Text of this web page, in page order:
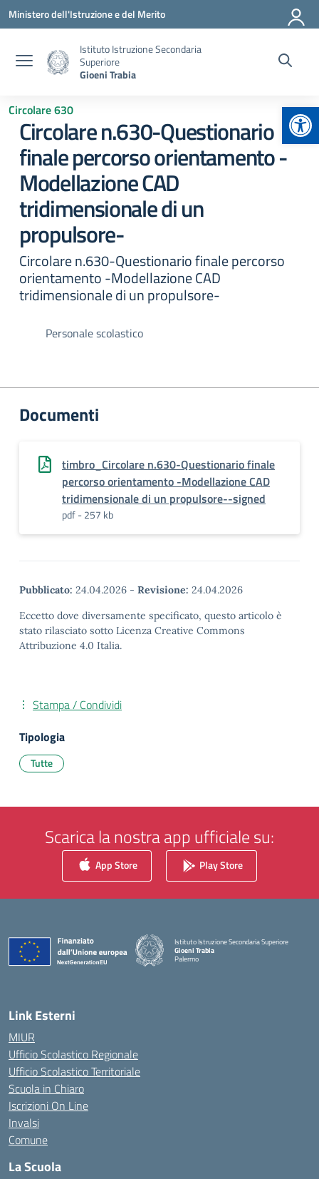
Vai ai contenuti
Vai al menu di navigazione
Vai al footer
Ministero dell'Istruzione e del Merito
Istituto Istruzione Secondaria
Superiore
Gioeni Trabia
Circolare 630
Circolare n.630-Questionario
finale percorso orientamento -
Modellazione CAD
tridimensionale di un
propulsore-
Circolare n.630-Questionario finale percorso
orientamento -Modellazione CAD
tridimensionale di un propulsore-
Personale scolastico
Documenti
timbro_Circolare n.630-Questionario finale
percorso orientamento -Modellazione CAD
tridimensionale di un propulsore--signed
pdf - 257 kb
Pubblicato: 24.04.2026 - Revisione: 24.04.2026
Eccetto dove diversamente specificato, questo articolo è
stato rilasciato sotto Licenza Creative Commons
Attribuzione 4.0 Italia.
Stampa / Condividi
Tipologia
Tutte
Scarica la nostra app ufficiale su:
App Store Play Store
Istituto Istruzione Secondaria Superiore
Gioeni Trabia
Palermo
Link Esterni
MIUR
Ufficio Scolastico Regionale
Ufficio Scolastico Territoriale
Scuola in Chiaro
Iscrizioni On Line
Invalsi
Comune
La Scuola